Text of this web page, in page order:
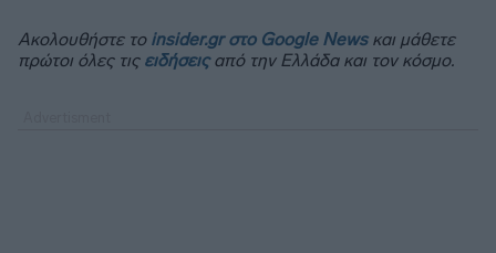
Ακολουθήστε το insider.gr στο Google Newsκαι μάθετε
πρώτοι όλες τις ειδήσειςαπό την Ελλάδα και τον κόσμο.